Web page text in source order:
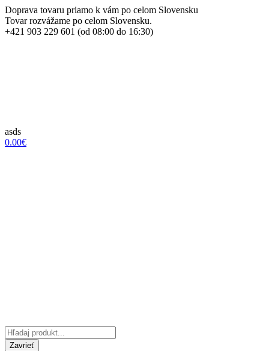
Doprava tovaru priamo k vám po celom Slovensku
Tovar rozvážame po celom Slovensku.
+421 903 229 601 (od 08:00 do 16:30)
asds
0.00€
Zavrieť